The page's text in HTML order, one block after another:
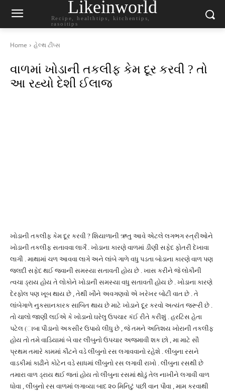
Likeinworld
Recipe, healthtips, kitchentips,
rasoitips
Home હેલ્થ ટીપ્સ
વાળમાં ખોડાની તકલીફ કેમ દૂર કરવી ? તો
આ રહ્યો દેશી ઈલાજ
ખોડાની તકલીફ કેમ દૂર કરવી ? શિયાળાની ઋતુ આવે એટલે લગભગ સ્ત્રીઓને
ખોડાની તકલીફ સતાવવા લાગૈ . ખોડાના કારણે વાળમાં ડીણી સફેદ ફોતરી દેખાવા
લાગી . માથામાં ચળ આવવા લાગે અને લાંબે ગાળે વધુ પડતા બોડાના કારણે વાળ પણ
જલદી સફેદ થઈ જવાની સમસ્યા સતાવતી હોય છે . ખાસ કરીને જે લોકૌની
ત્વચા ડ્રાય હોય તે લોકોને ખોડાની સમસ્યા વધુ સતાવતી હોય છે . ખોડાના કારણે
દેરફોલ પણ ખૂબ થાય છે , તેથી ખૌને અવગણવો એ ખરેખર બોટી વાત છે . તે
લાંબેગાળે નુકસાનકારક સાબિત થાય છે માટે ખોડાને દૂર કરવો અત્યંત જરૂરી છે .
તો ચાલો જાણી લઈએ કે ખોડાનો ઘરેલુ ઉપચાર કંઈ રીતે કરીશું . હરટિસ હેતા
પટેલ (ાબા પીડાનો અકસીર ઉપાયે લીધુ છે , જે તમને અતિશય ખોરાની તકલીફ
હોય તો તમે વાડિયામાં બે વાર લીંબુનો ઉપચાર અજમાવી શક છો , મા માટે સૌ
પ્રથમ તમારે કામમાં કૌટને વડે લીંબુનો રસ લગાવવાનો રહેશે . લીંબુના રસને
વાડકીમાં કાઢીને કોટેન વડે સાધમાં લીંબુનો રસ લગાવી રાખો . લીંબુના રસથી છે
તમારા વાળ ડ્રાય થઈ જતાં હોય તો લીંબુના રસમાં થોડું તેલ નાખીને લગાવી વાળ
ધોવા , લીંબુનો રસ વાળમાં લગાવ્યા બાદ ૨૦ મિનિટું પછી વાન પૌવા , મામ કરવાથી